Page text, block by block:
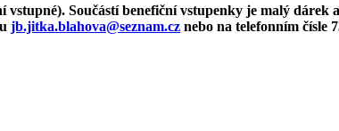
Součástí benefiční vstupenky je malý dárek
jb.jitka.blahova@seznam.cz nebo na telefonním čísle